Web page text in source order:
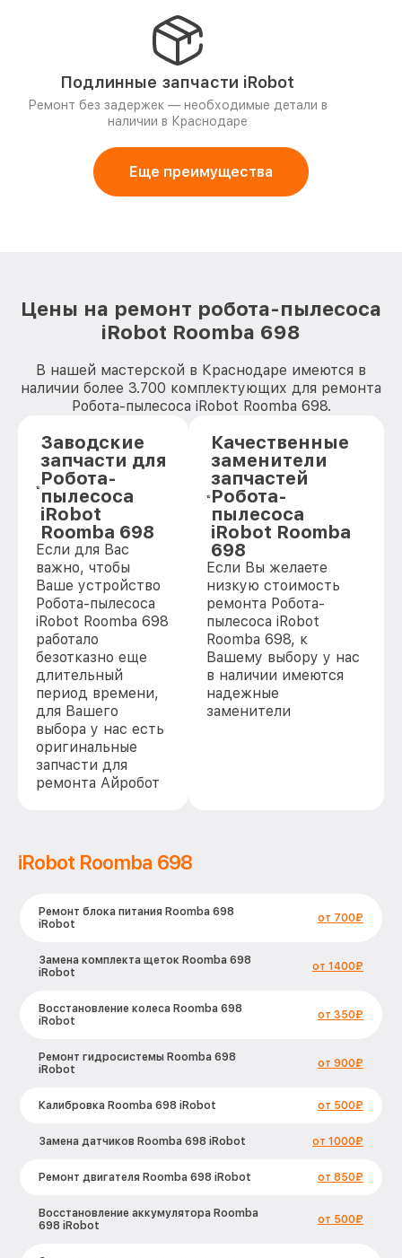
Подлинные запчасти iRobot
Ремонт без задержек — необходимые детали в
наличии в Краснодаре
Еще преимущества
Цены на ремонт робота-пылесоса
iRobot Roomba 698
В нашей мастерской в Краснодаре имеются в
наличии более 3.700 комплектующих для ремонта
Робота-пылесоса iRobot Roomba 698.
Заводские
запчасти для
Робота-
пылесоса
iRobot
Roomba 698
Если для Вас
важно, чтобы
Ваше устройство
Робота-пылесоса
iRobot Roomba 698
работало
безотказно еще
длительный
период времени,
для Вашего
выбора у нас есть
оригинальные
запчасти для
ремонта Айробот
Качественные
заменители
запчастей
Робота-
пылесоса
iRobot Roomba
698
Если Вы желаете
низкую стоимость
ремонта Робота-
пылесоса iRobot
Roomba 698, к
Вашему выбору у нас
в наличии имеются
надежные
заменители
iRobot Roomba 698
Ремонт блока питания Roomba 698
iRobot
от 700₽
Замена комплекта щеток Roomba 698
iRobot
от 1400₽
Восстановление колеса Roomba 698
iRobot
от 350₽
Ремонт гидросистемы Roomba 698
iRobot
от 900₽
Калибровка Roomba 698 iRobot от 500₽
Замена датчиков Roomba 698 iRobot от 1000₽
Ремонт двигателя Roomba 698 iRobot от 850₽
Восстановление аккумулятора Roomba
698 iRobot
от 500₽